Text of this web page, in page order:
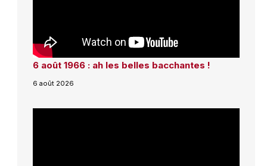
6 août 1966 : ah les belles bacchantes !
6 août 2026